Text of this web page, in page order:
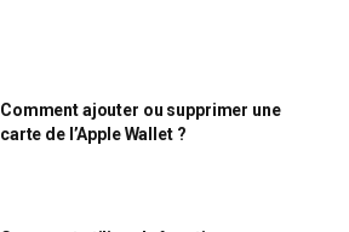
Comment ajouter ou supprimer une
carte de l’Apple Wallet ?